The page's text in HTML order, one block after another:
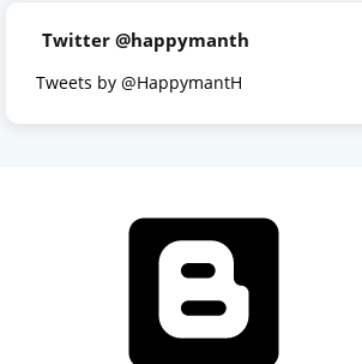
Twitter @happymanth
Tweets by @HappymantH